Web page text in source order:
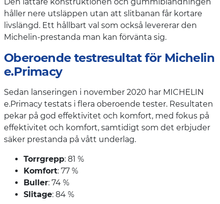
håller nere utsläppen utan att slitbanan får kortare
livslängd. Ett hållbart val som också levererar den
Michelin-prestanda man kan förvänta sig.
Oberoende testresultat för Michelin
e.Primacy
Sedan lanseringen i november 2020 har MICHELIN
e.Primacy testats i flera oberoende tester. Resultaten
pekar på god effektivitet och komfort, med fokus på
effektivitet och komfort, samtidigt som det erbjuder
säker prestanda på vått underlag.
Torrgrepp: 81 %
Komfort: 77 %
Buller: 74 %
Slitage: 84 %